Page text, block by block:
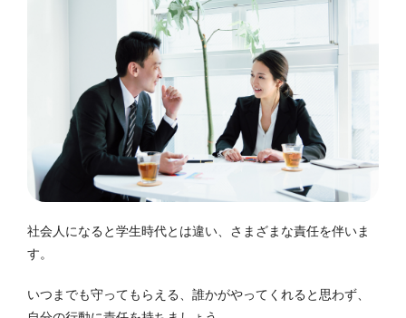
社会人になると学生時代とは違い、さまざまな責任を伴いま
す。
いつまでも守ってもらえる、誰かがやってくれると思わず、